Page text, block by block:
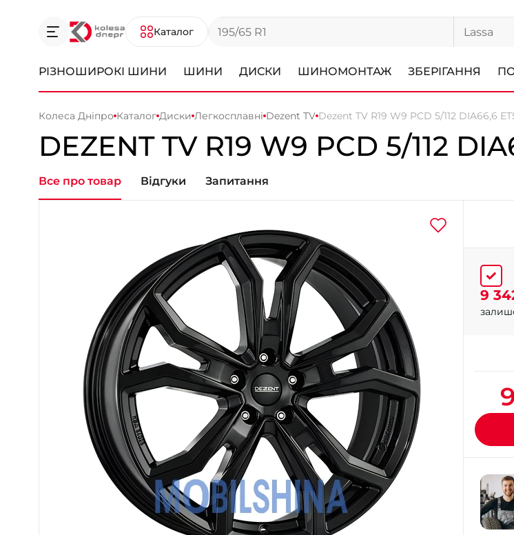
Каталог
РІЗНОШИРОКІ ШИНИ ШИНИ ДИСКИ ШИНОМОНТАЖ ЗБЕРІГАННЯ
Колеса Дніпро Каталог Диски Легкосплавні Dezent TV Dezent TV R19 W9 PCD 5/112 DIA66,6
DEZENT TV R19 W9 PCD 5/112
Все про товар Відгуки Запитання
9